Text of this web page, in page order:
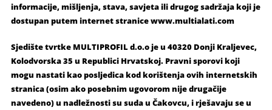
informacije, mišljenja, stava, savjeta ili drugog sadržaja koji je
dostupan putem internet stranice www.multialati.com
Sjedište tvrtke MULTIPROFIL d.o.o je u 40320 Donji Kraljevec,
Kolodvorska 35 u Republici Hrvatskoj. Pravni sporovi koji
mogu nastati kao posljedica kod korištenja ovih internetskih
stranica (osim ako posebnim ugovorom nije drugačije
navedeno) u nadležnosti su suda u Čakovcu, i rješavaju se u